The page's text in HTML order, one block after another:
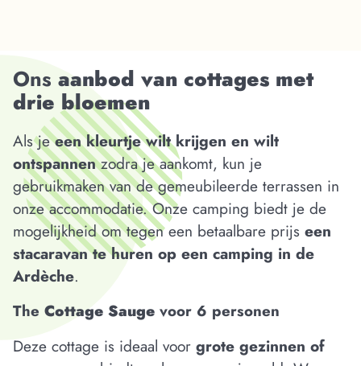
Ons aanbod van cottages met
drie bloemen
Als jeeen kleurtje wilt krijgen en wilt
ontspannenzodra je aankomt, kun je
gebruikmaken van de gemeubileerde terrassen in
onze accommodatie. Onze camping biedt je de
mogelijkheid om tegen een betaalbare prijs een
stacaravan te huren op een camping in de
Ardèche.
The Cottage Sauge voor 6 personen
Deze cottage is ideaal voor grote gezinnen of